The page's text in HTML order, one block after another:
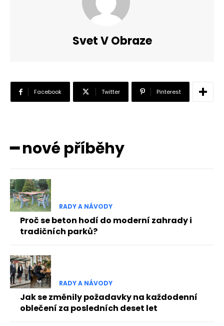
Svet V Obraze
Facebook Twitter Pinterest
━ nové příběhy
RADY A NÁVODY
Proč se beton hodí do moderní zahrady i
tradičních parků?
RADY A NÁVODY
Jak se změnily požadavky na každodenní
oblečení za posledních deset let